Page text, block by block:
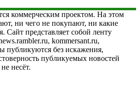
коммерческим проектом. На этом
ни чего не покупают, ни какие
Сайт представляет собой ленту
kommersant.ru,
публикуются без искажения,
публикуемых новостей
несёт.